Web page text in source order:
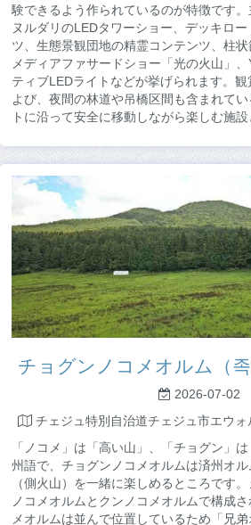
験できるよう作られているのが特徴です
ヌルダリのLEDタワーショー、デッキロ
ツ、生態景観団地の精霊コンテンツ、柱
メディアファサードショー「光の火山」
ティブLEDライトなどが挙げられます。
よび、夜間の林道や吊橋区間も含まれて
トに沿って安全に移動しながら楽しむ施設
チョグンノコメオルム（족
2026-07-02
チェジュ特別自治道チェジュ市エウ
「ノコメ」は「高い山」、「チョグン」
州語で、チョグンノコメオルムは済州オ
（側火山）を一緒に楽しめるところです
ノコメオルムとクンノコメオルムで構成
メオルムは並んで位置しているため「兄